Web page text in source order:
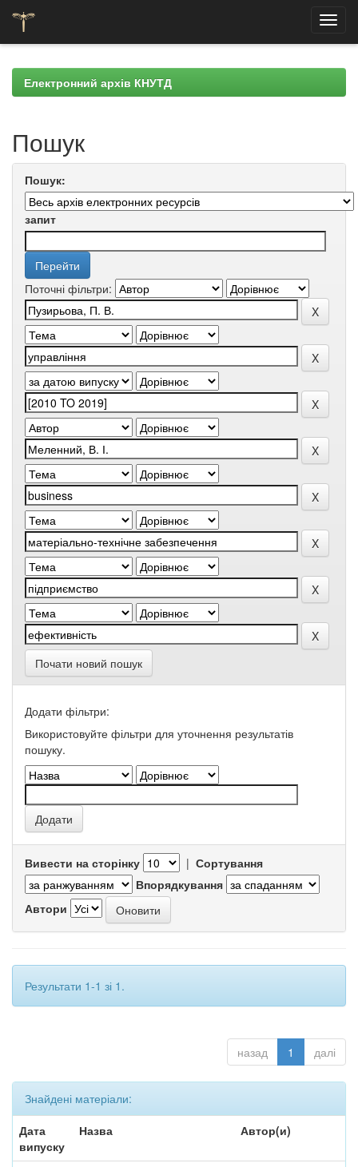
navigationЕлектронний архів КНУТД
Пошук
Пошук:
запит
Поточні фільтри:
Почати новий пошук
Додати фільтри:
Використовуйте фільтри для уточнення результатів
пошуку.
Вивести на сторінку | Сортування
Впорядкування
Автори
Результати 1-1 зі 1.
назад 1 далі
Знайдені матеріали:
Дата
випуску
Назва Автор(и)